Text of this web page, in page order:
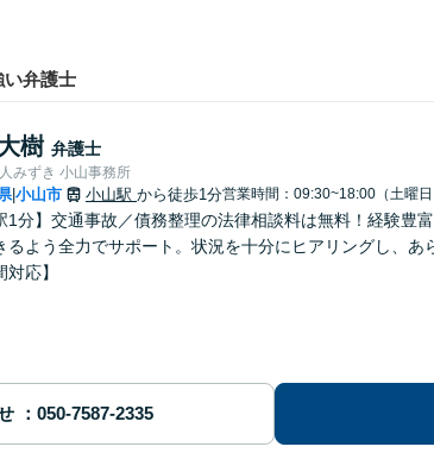
弁護士
樹 弁護士
みずき 小山事務所
|小山市 小山駅 から徒歩1分営業時間：09:30~18:00（土曜日
1分】交通事故／債務整理の法律相談料は無料！経験豊
るよう全力でサポート。状況を十分にヒアリングし、
対応】